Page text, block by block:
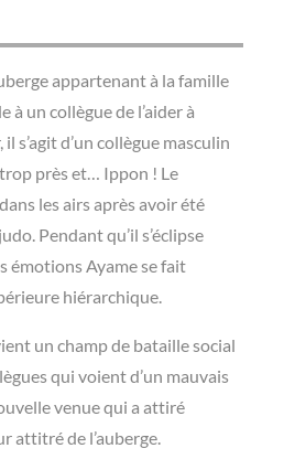
appartenant à la famille
à un collègue de l’aider à
s’agit d’un collègue masculin
près et… Ippon ! Le
les airs après avoir été
Pendant qu’il s’éclipse
émotions Ayame se fait
hiérarchique.
un champ de bataille social
qui voient d’un mauvais
venue qui a attiré
attitré de l’auberge.